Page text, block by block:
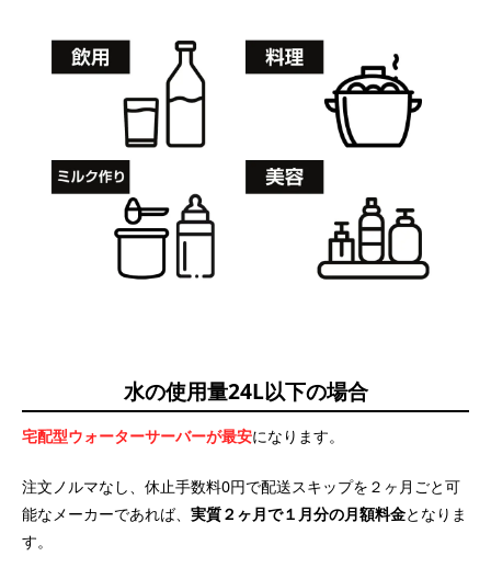
水の使用量24L以下の場合
宅配型ウォーターサーバーが最安になります。
注文ノルマなし、休止手数料0円で配送スキップを２ヶ月ごと可
能なメーカーであれば、 実質２ヶ月で１月分の月額料金となりま
す。